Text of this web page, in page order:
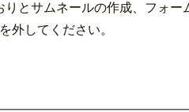
とサムネールの作成、フォ
外してください。